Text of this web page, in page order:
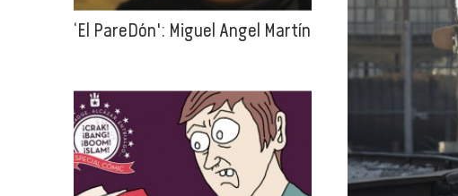
‘El PareDón': Miguel Angel Martín